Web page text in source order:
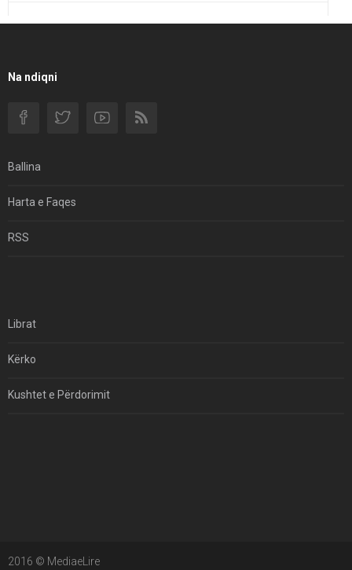
Filmi I Shkurtër Iranian “Pasta Alfredo” Ka Udhëtuar
Na ndiqni
Ballina
Harta e Faqes
RSS
Librat
Kërko
Kushtet e Përdorimit
2016 © MediaeLire